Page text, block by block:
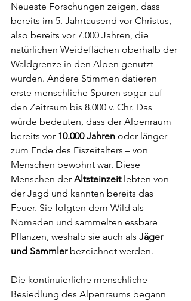
Neueste Forschungen zeigen, dass
bereits im 5. Jahrtausend vor Christus,
also bereits vor 7.000 Jahren, die
natürlichen Weideflächen oberhalb der
Waldgrenze in den Alpen genutzt
wurden. Andere Stimmen datieren
erste menschliche Spuren sogar auf
den Zeitraum bis 8.000 v. Chr. Das
würde bedeuten, dass der Alpenraum
bereits vor 10.000 Jahren oder länger –
zum Ende des Eiszeitalters – von
Menschen bewohnt war. Diese
Menschen der Altsteinzeit lebten von
der Jagd und kannten bereits das
Feuer. Sie folgten dem Wild als
Nomaden und sammelten essbare
Pflanzen, weshalb sie auch als Jäger
und Sammler bezeichnet werden.
Die kontinuierliche menschliche
Besiedlung des Alpenraums begann